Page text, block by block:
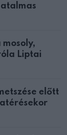
Liptai
előtt